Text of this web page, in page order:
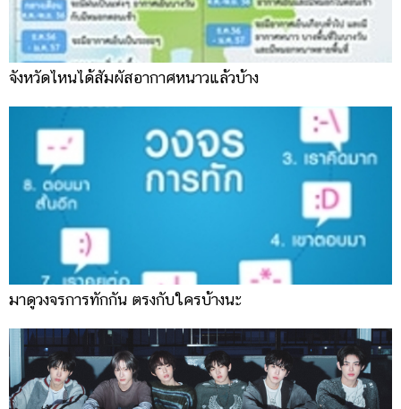
ติดต่อ
โฆษณา
แจ้ง
ร่วม
งาน
กับ
เรา
จังหวัดไหนได้สัมผัสอากาศหนาวแล้วบ้าง
มาดูวงจรการทักกัน ตรงกับใครบ้างนะ